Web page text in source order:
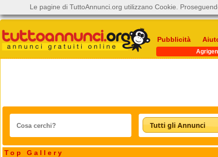
Pubblicità
Tutti gli Annunci
Top Gallery
Le pagine di TuttoAnnunci.org utilizzano Cookie.